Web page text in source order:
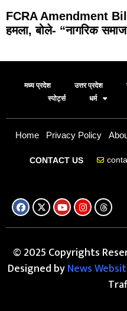
FCRA Amendment
हमला, बोले- “नागरिक
मध्य प्रदेश उत्तर प्रदेश
स्पोर्ट्स
धर्म
Home Privacy Policy
CONTACT US
© 2025 Copyrights
Designed byNews